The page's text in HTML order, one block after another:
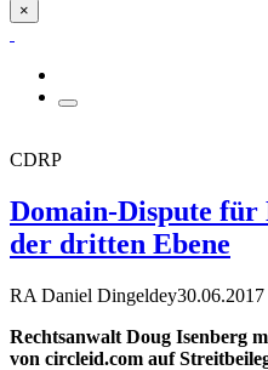
×
CDRP
Domain-Dispute für
der dritten Ebene
RA Daniel Dingeldey30.06.2017
Rechtsanwalt Doug Isenberg
von circleid.com auf